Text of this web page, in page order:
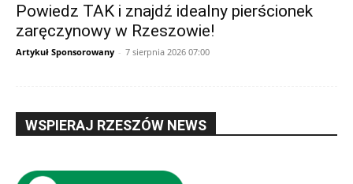
Powiedz TAK i znajdź idealny pierścionek
zaręczynowy w Rzeszowie!
Artykuł Sponsorowany - 7 sierpnia 2026 07:00
WSPIERAJ RZESZÓW NEWS